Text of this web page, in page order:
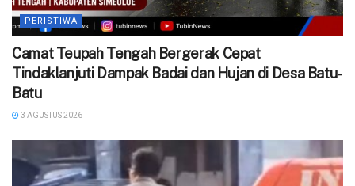
PERISTIWA
Camat Teupah Tengah Bergerak Cepat
Tindaklanjuti Dampak Badai dan Hujan di Desa Batu-
Batu
3 AGUSTUS 2026